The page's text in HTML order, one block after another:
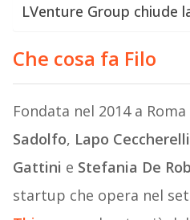
LVenture Group chiude
Che cosa fa Filo
Fondata nel 2014 a Roma
Sadolfo, Lapo Ceccherelli
Gattini e Stefania De
startup che opera nel